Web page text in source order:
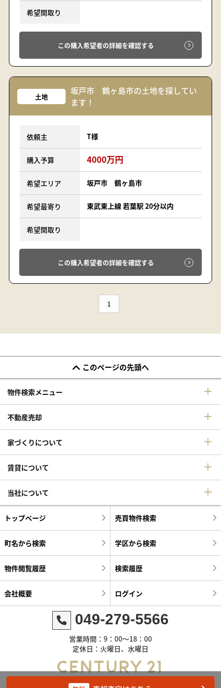
希望間取り
この購入希望者の詳細を確認する
土地
坂戸市 鶴ヶ島市の土地を探してい
ます！
依頼主 T様
購入予算 4000万円
希望エリア 坂戸市 鶴ヶ島市
希望最寄り 東武東上線 若葉駅 20分以内
希望間取り
この購入希望者の詳細を確認する
1
このページの先頭へ
物件検索メニュー
不動産売却
家づくりについて
賃貸について
当社について
トップページ 売買物件検索
町名から検索 学区から検索
物件閲覧履歴 検索履歴
会社概要 ログイン
049-279-5566
営業時間：9：00～18：00
定休日：火曜日、水曜日